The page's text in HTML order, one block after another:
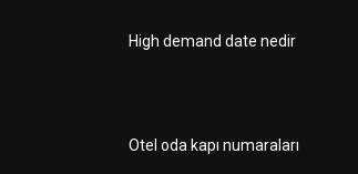
High demand date nedir
Otel oda kapı numaraları